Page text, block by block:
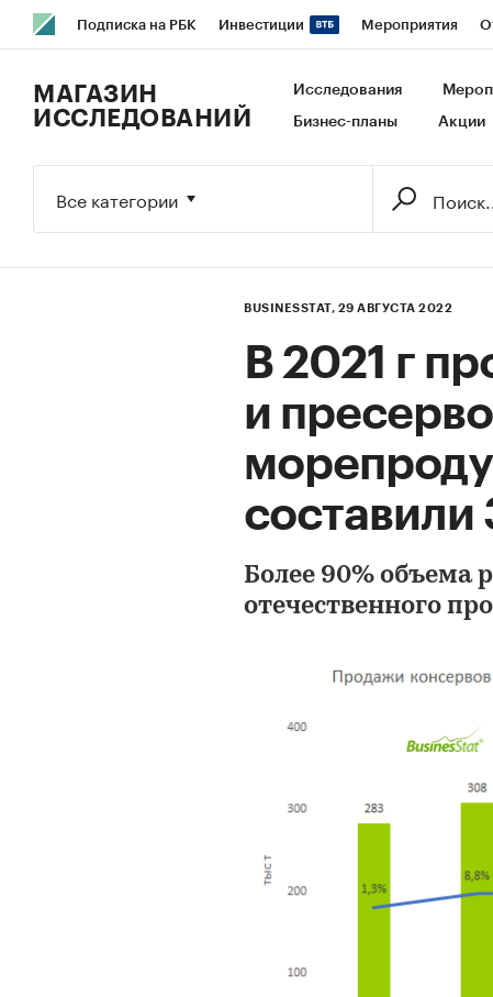
Подписка на РБК Инвестиции Мероприятия
Исследования Кредитные рейтинги Франшизы
МАГАЗИН
ИССЛЕДОВАНИЙ
Исследования
Бизнес-планы Акции
Все категории
BUSINESSTAT, 29 АВГУСТА 2022
В 2021 г
и
составили
Более 90% объема
отечественного